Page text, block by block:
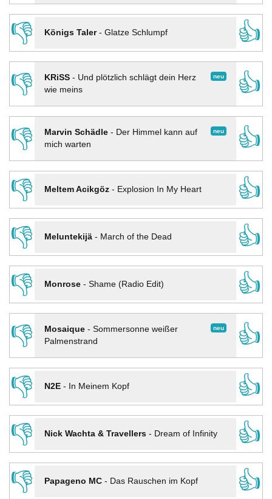
👎
Königs Taler- Glatze Schlumpf
👍
👎
neu
KRiSS- Und plötzlich schlägt dein Herz
wie meins
👍
👎 neu
Marvin Schädle- Der Himmel kann auf
mich warten
👍
👎
Meltem Acikgöz- Explosion In My Heart
👍
👎
Meluntekijä- March of the Dead
👍
👎
Monrose- Shame (Radio Edit)
👍
👎
neu
Mosaique- Sommersonne weißer
Palmenstrand
👍
👎
N2E- In Meinem Kopf
👍
👎
Nick Wachta & Travellers- Dream of Infinity
👍
👎
Papageno MC- Das Rauschen im Kopf
👍